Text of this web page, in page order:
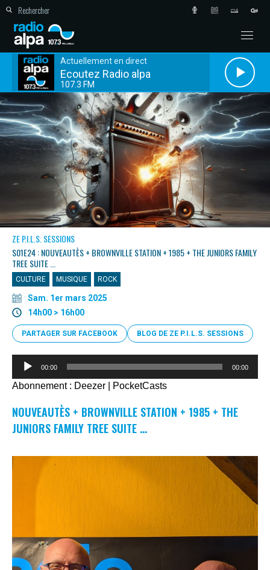
Actuellement en direct
Ecoutez Radio alpa
107.3 FM
ZE P.I.L.S. SESSIONS
S01E24 : NOUVEAUTÈS + BROWNVILLE STATION + 1985 + THE JUNIORS FAMILY
TREE SUITE ...
CULTURE MUSIQUE ROCK
Sam. 1er mars 2025
14h00 > 16h00
PARTAGER SUR FACEBOOK BLOG DE ZE P.I.L.S. SESSIONS
Lecteur
00:00 00:00
Abonnement : Deezer PocketCasts
NOUVEAUTÈS + BROWNVILLE STATION + 1985 + THE
JUNIORS FAMILY TREE SUITE …